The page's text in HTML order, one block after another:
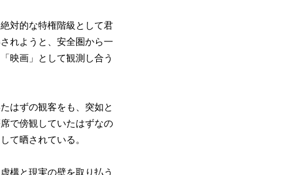
対的な特権階級として君
れようと、安全圏から一
映画」として観測し合う
はずの観客をも、突如と
で傍観していたはずなの
て晒されている。
構と現実の壁を取り払う